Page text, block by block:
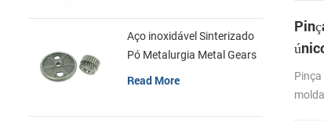
Pinça
Aço inoxidável Sinterizado
Pó Metalurgia Metal Gears
Read More